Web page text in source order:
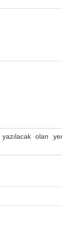
olan